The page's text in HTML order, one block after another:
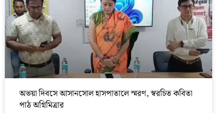
অভয়া দিবসে আসানসোল হাসপাতালে স্মরণ, স্বরচিত কবিতা
পাঠ অগ্নিমিত্রার